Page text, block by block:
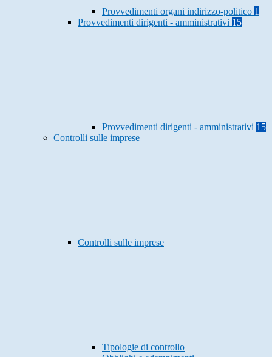
Provvedimenti organi indirizzo-politico 1
Provvedimenti dirigenti - amministrativi 15
Provvedimenti dirigenti - amministrativi 15
Controlli sulle imprese
Controlli sulle imprese
Tipologie di controllo